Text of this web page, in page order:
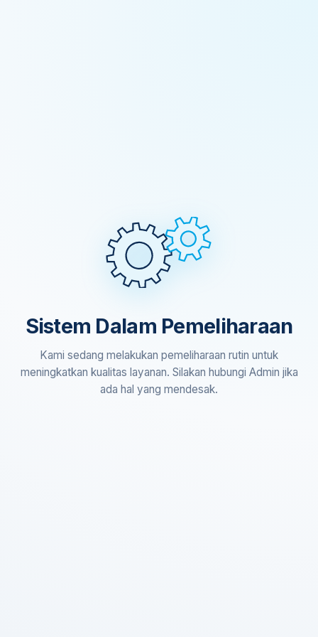
Sistem Dalam Pemeliharaan
Kami sedang melakukan pemeliharaan rutin untuk
meningkatkan kualitas layanan. Silakan hubungi Admin jika
ada hal yang mendesak.